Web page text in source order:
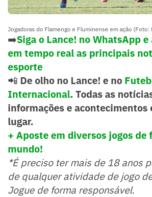
Jogadoras do Flamengo e Fluminense em ação (Foto:
➡️Siga o Lance! no WhatsApp
em tempo real as principais
esporte
📲 De olho no Lance! e no
Internacional. Todas as
informações e acontecimentos
lugar.
+ Aposte em diversos jogos de
mundo!
*É preciso ter mais de 18 anos
de qualquer atividade de jogo
Jogue de forma responsável.